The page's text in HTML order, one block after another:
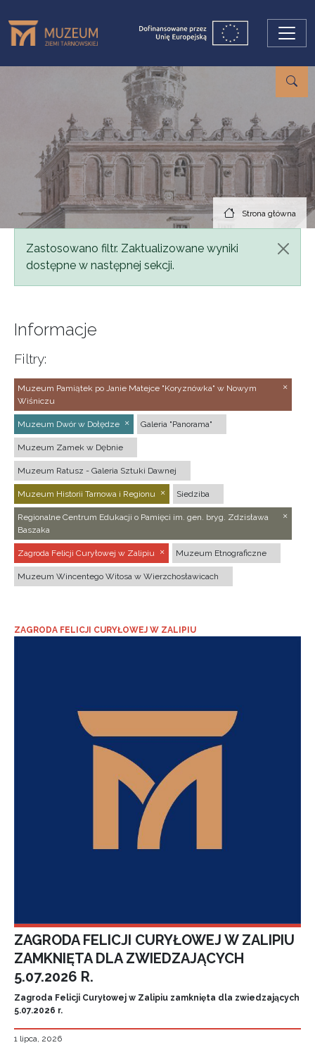
Strona główna
Komunikat
Zastosowano filtr. Zaktualizowane wyniki
dostępne w następnej sekcji.
Informacje
Filtry:
Muzeum Pamiątek po Janie Matejce "Koryznówka" w Nowym
Wiśniczu
Muzeum Dwór w Dołędze Galeria "Panorama"
Muzeum Zamek w Dębnie
Muzeum Ratusz - Galeria Sztuki Dawnej
Muzeum Historii Tarnowa i Regionu Siedziba
Regionalne Centrum Edukacji o Pamięci im. gen. bryg. Zdzisława
Baszaka
Zagroda Felicji Curyłowej w Zalipiu Muzeum Etnograficzne
Muzeum Wincentego Witosa w Wierzchosławicach
ZAGRODA FELICJI CURYŁOWEJ W ZALIPIU
ZAGRODA FELICJI CURYŁOWEJ W ZALIPIU
ZAMKNIĘTA DLA ZWIEDZAJĄCYCH
5.07.2026 R.
Zagroda Felicji Curyłowej w Zalipiu zamknięta dla zwiedzających
5.07.2026 r.
1 lipca, 2026